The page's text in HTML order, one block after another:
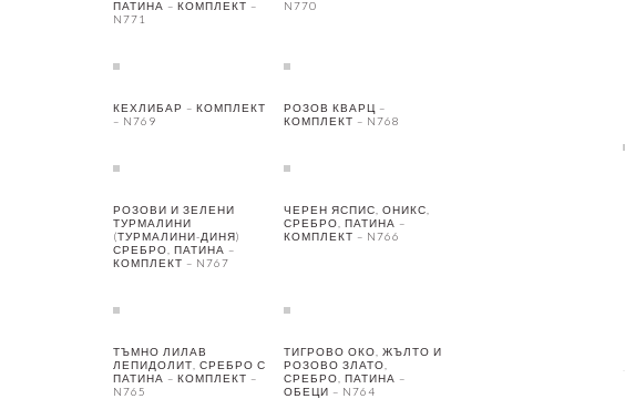
ПАТИНА – КОМПЛЕКТ –
N771
N770
КЕХЛИБАР – КОМПЛЕКТ
– N769
РОЗОВ КВАРЦ –
КОМПЛЕКТ – N768
РОЗОВИ И ЗЕЛЕНИ
ТУРМАЛИНИ
(ТУРМАЛИНИ-ДИНЯ)
СРЕБРО, ПАТИНА –
КОМПЛЕКТ – N767
ЧЕРЕН ЯСПИС, ОНИКС,
СРЕБРО, ПАТИНА –
КОМПЛЕКТ – N766
ТЪМНО ЛИЛАВ
ЛЕПИДОЛИТ, СРЕБРО С
ПАТИНА – КОМПЛЕКТ –
N765
ТИГРОВО ОКО, ЖЪЛТО И
РОЗОВО ЗЛАТО,
СРЕБРО, ПАТИНА –
ОБЕЦИ – N764